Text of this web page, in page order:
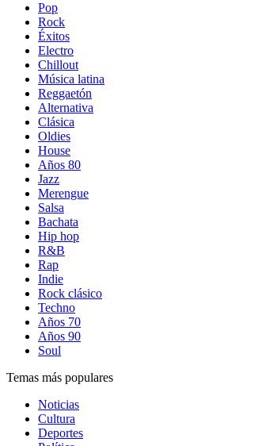
Pop
Rock
Éxitos
Electro
Chillout
Música latina
Reggaetón
Alternativa
Clásica
Oldies
House
Años 80
Jazz
Merengue
Salsa
Bachata
Hip hop
R&B
Rap
Indie
Rock clásico
Techno
Años 70
Años 90
Soul
Temas más populares
Noticias
Cultura
Deportes